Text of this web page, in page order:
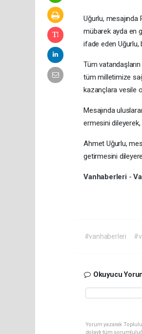
Uğurlu, mesajında
mübarek ayda en
ifade eden Uğurlu,
Tüm
tüm milletimize
kazançlara vesile
Mesajında
ermesini dileyerek,
Ahmet Uğurlu,
getirmesini
Vanhaberleri -
#vanhaberleri
Okuyucu
Yorum yazarak
dolaylı tüm